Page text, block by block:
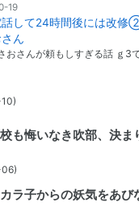
19
話して24時間後には改
ん
おさんが頼もしすぎる話 ｇ3
も悔いなき吹部、決ま
ラ子からの妖気をあび